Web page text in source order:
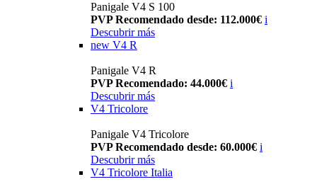
Panigale V4 S 100
PVP Recomendado desde: 112.000€ i
Descubrir más
new V4 R
Panigale V4 R
PVP Recomendado: 44.000€ i
Descubrir más
V4 Tricolore
Panigale V4 Tricolore
PVP Recomendado desde: 60.000€ i
Descubrir más
V4 Tricolore Italia